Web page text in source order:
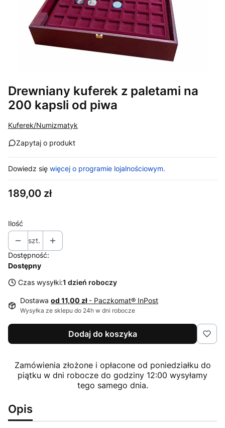
Drewniany kuferek z paletami na
200 kapsli od piwa
Kuferek/Numizmatyk
Zapytaj o produkt
Dowiedz się więcej o programie lojalnościowym.
Cena
189,00 zł
Ilość
szt.
Dostępność:
Dostępny
Czas wysyłki:1 dzień roboczy
Dostawa od 11,00 zł - Paczkomat® InPost
Wysyłka ze sklepu do 24h w dni robocze
Dodaj do koszyka
Zamówienia złożone i opłacone od poniedziałku do
piątku w dni robocze do godziny 12:00 wysyłamy
tego samego dnia.
Opis